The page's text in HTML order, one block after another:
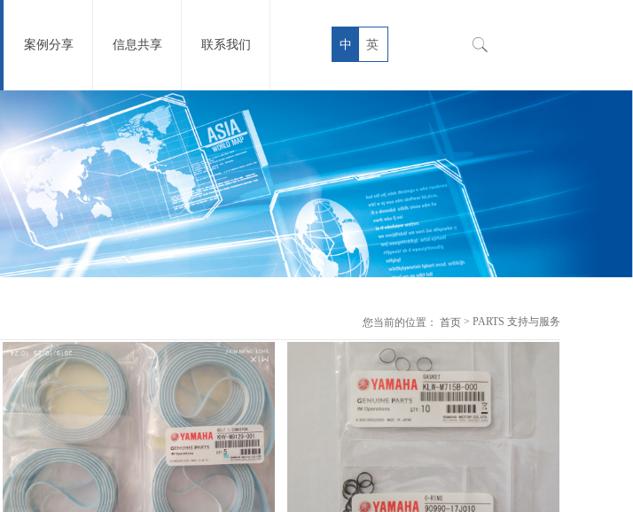
案例分享 信息共享 联系我们 中 英
您当前的位置： 首页 > PARTS 支持与服务